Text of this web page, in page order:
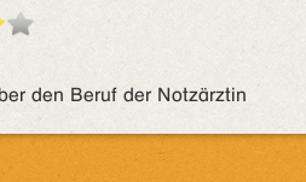
den Beruf der Notzärztin